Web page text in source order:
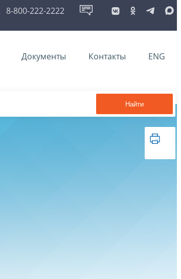
8-800-222-2222
Документы Контакты ENG
Найти